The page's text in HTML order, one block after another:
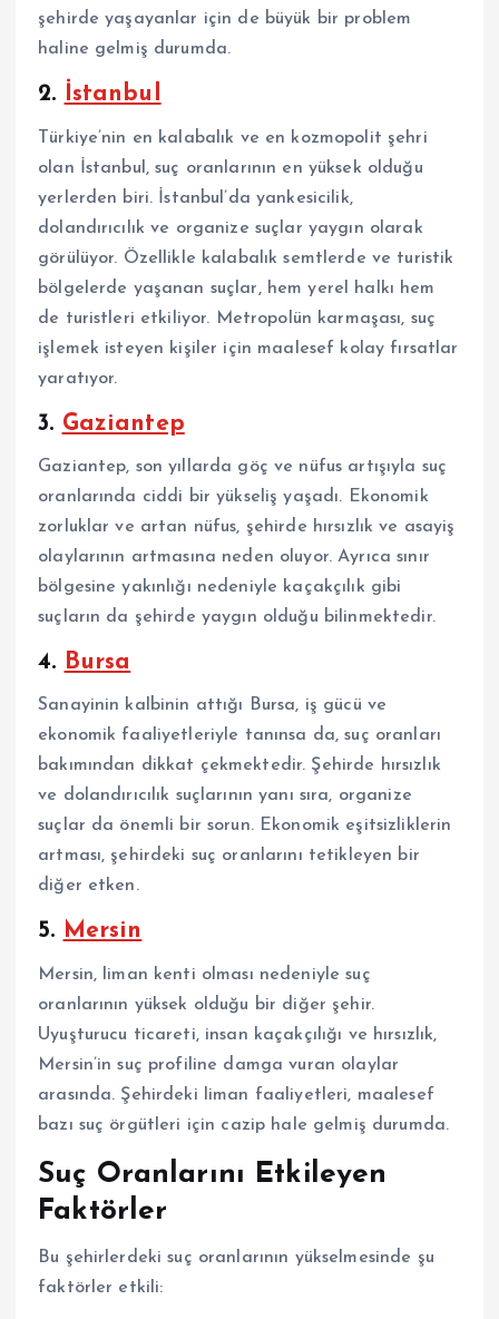
şehirde yaşayanlar için de büyük bir problem
haline gelmiş durumda.
2. İstanbul
Türkiye’nin en kalabalık ve en kozmopolit şehri
olan İstanbul, suç oranlarının en yüksek olduğu
yerlerden biri. İstanbul’da yankesicilik,
dolandırıcılık ve organize suçlar yaygın olarak
görülüyor. Özellikle kalabalık semtlerde ve turistik
bölgelerde yaşanan suçlar, hem yerel halkı hem
de turistleri etkiliyor. Metropolün karmaşası, suç
işlemek isteyen kişiler için maalesef kolay fırsatlar
yaratıyor.
3. Gaziantep
Gaziantep, son yıllarda göç ve nüfus artışıyla suç
oranlarında ciddi bir yükseliş yaşadı. Ekonomik
zorluklar ve artan nüfus, şehirde hırsızlık ve asayiş
olaylarının artmasına neden oluyor. Ayrıca sınır
bölgesine yakınlığı nedeniyle kaçakçılık gibi
suçların da şehirde yaygın olduğu bilinmektedir.
4. Bursa
Sanayinin kalbinin attığı Bursa, iş gücü ve
ekonomik faaliyetleriyle tanınsa da, suç oranları
bakımından dikkat çekmektedir. Şehirde hırsızlık
ve dolandırıcılık suçlarının yanı sıra, organize
suçlar da önemli bir sorun. Ekonomik eşitsizliklerin
artması, şehirdeki suç oranlarını tetikleyen bir
diğer etken.
5. Mersin
Mersin, liman kenti olması nedeniyle suç
oranlarının yüksek olduğu bir diğer şehir.
Uyuşturucu ticareti, insan kaçakçılığı ve hırsızlık,
Mersin’in suç profiline damga vuran olaylar
arasında. Şehirdeki liman faaliyetleri, maalesef
bazı suç örgütleri için cazip hale gelmiş durumda.
Suç Oranlarını Etkileyen
Faktörler
Bu şehirlerdeki suç oranlarının yükselmesinde şu
faktörler etkili: